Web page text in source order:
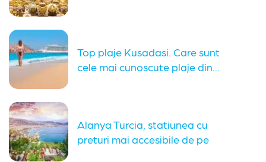
Top plaje Kusadasi. Care sunt
cele mai cunoscute plaje din...
Alanya Turcia, statiunea cu
preturi mai accesibile de pe